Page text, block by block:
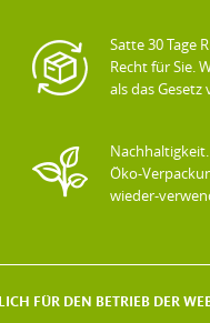
FÜR DEN BETRIEB DER
Satte 30 Tage
Recht für Sie.
als das Gesetz
Öko-
wieder-